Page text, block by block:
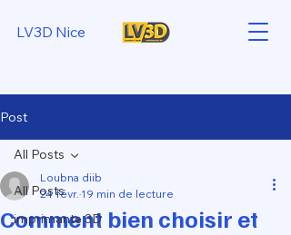
LV3D Nice
Post
All Posts
imprimante 3D
All Posts
Comment bien choisir et
Loubna diib
24 févr. 19 min de lecture